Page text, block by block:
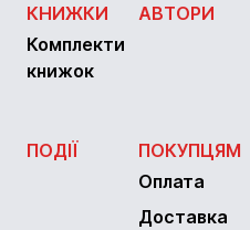
КНИЖКИ
Комплекти
книжок
АВТОРИ
ПОДІЇ
ПОКУПЦЯМ
Оплата
Доставка